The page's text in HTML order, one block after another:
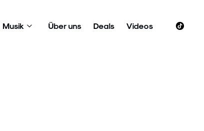
Musik Über uns Deals Videos